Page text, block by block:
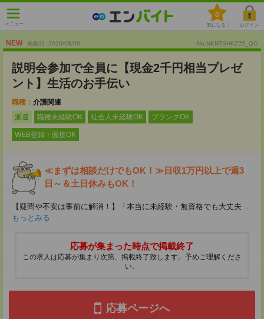
メニュー
0
気になる！ ログイン
NEW 掲載日 :2026/08/08 No.NKNTSHKZ25_QO
説明会参加で全員に【現金2千円相当プレゼ
ント】生活のお手伝い
職種： 介護関連
派遣
職種未経験OK 社会人未経験OK ブランクOK
WEB登録・面接OK
≪まずは相談だけでもOK！≫日収1万円以上で週3
日～＆土日休みもOK！
【疑問や不安は事前に解消！】「本当に未経験・無資格でも大丈夫 ...
もっとみる
応募が集まった時点で掲載終了
この求人は応募が集まり次第、掲載終了致します。予めご理解くださ
い。
応募ページへ